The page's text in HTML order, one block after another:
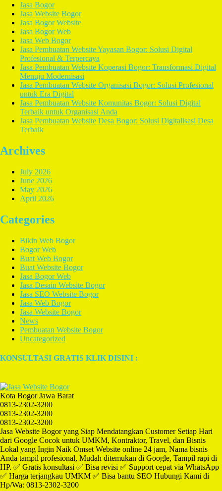
Jasa Bogor
Jasa Website Bogor
Jasa Bogor Website
Jasa Bogor Web
Jasa Web Bogor
Jasa Pembuatan Website Yayasan Bogor: Solusi Digital
Profesional & Terpercaya
Jasa Pembuatan Website Koperasi Bogor: Transformasi Digital
Menuju Modernisasi
Jasa Pembuatan Website Organisasi Bogor: Solusi Profesional
untuk Era Digital
Jasa Pembuatan Website Komunitas Bogor: Solusi Digital
Terbaik untuk Organisasi Anda
Jasa Pembuatan Website Desa Bogor: Solusi Digitalisasi Desa
Terbaik
Archives
July 2026
June 2026
May 2026
April 2026
Categories
Bikin Web Bogor
Bogor Web
Buat Web Bogor
Buat Website Bogor
Jasa Bogor Web
Jasa Desain Website Bogor
Jasa SEO Website Bogor
Jasa Web Bogor
Jasa Website Bogor
News
Pembuatan Website Bogor
Uncategorized
KONSULTASI GRATIS KLIK DISINI :
Kota Bogor Jawa Barat
0813-2302-3200
0813-2302-3200
0813-2302-3200
Jasa Website Bogor yang Siap Mendatangkan Customer Setiap Hari
dari Google Cocok untuk UMKM, Kontraktor, Travel, dan Bisnis
Lokal yang Ingin Naik Omset Website online 24 jam, Nama bisnis
Anda tampil profesional, Mudah ditemukan di Google, Tampil rapi di
HP. ✅ Gratis konsultasi ✅ Bisa revisi ✅ Support cepat via WhatsApp
✅ Harga terjangkau UMKM ✅ Bisa bantu SEO Hubungi Kami di
Hp/Wa: 0813-2302-3200